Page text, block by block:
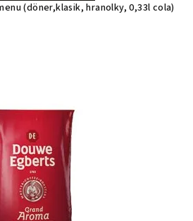
(döner,klasik, hranolky, 0,33l cola)